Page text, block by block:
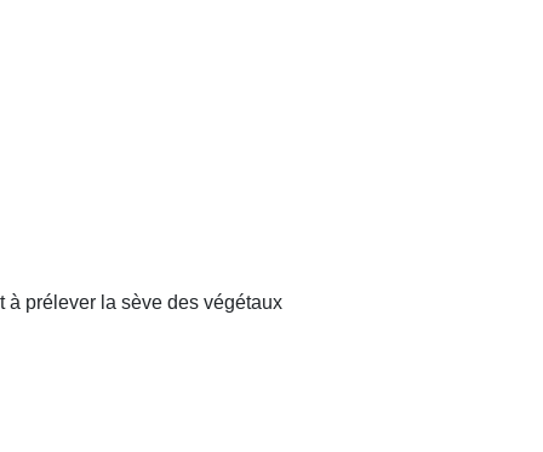
à prélever la sève des végétaux